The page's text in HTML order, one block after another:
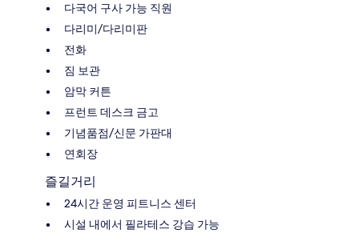
다국어 구사 가능 직원
다리미/다리미판
전화
짐 보관
암막 커튼
프런트 데스크 금고
기념품점/신문 가판대
연회장
즐길거리
24시간 운영 피트니스 센터
시설 내에서 필라테스 강습 가능